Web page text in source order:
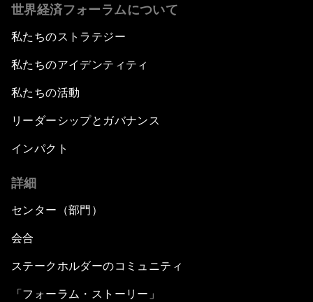
世界経済フォーラムについて
私たちのストラテジー
私たちのアイデンティティ
私たちの活動
リーダーシップとガバナンス
インパクト
詳細
センター（部門）
会合
ステークホルダーのコミュニティ
「フォーラム・ストーリー」